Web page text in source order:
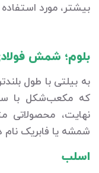
بیشتر، مورد
بلوم؛ شمش
به بیلتی با طول
که مکعب‌شکل با
نهایت، محصولاتی
شمشه یا فابریک نام
اسلب